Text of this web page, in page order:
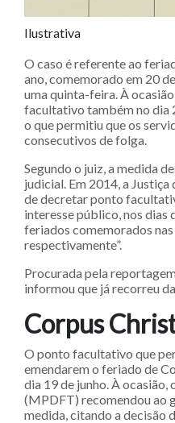
Ilustrativa
O caso é referente ao
ano, comemorado em 20
uma quinta-feira. À
facultativo também no dia
o que permitiu que os
consecutivos de folga.
Segundo o juiz, a medida
judicial. Em 2014, a
de decretar ponto
interesse público, nos dias
feriados comemorados
respectivamente”.
Procurada pela
informou que já recorreu
Corpus
O ponto facultativo que
emendarem o feriado de
dia 19 de junho. À
(MPDFT) recomendou ao
medida, citando a decisão